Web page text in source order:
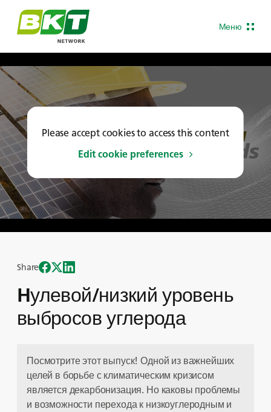
Меню
Please accept cookies to access this content
Edit cookie preferences
Hулевой/низкий уровень
выбросов углерода
Share
Посмотрите этот выпуск! Одной из важнейших
целей в борьбе с климатическим кризисом
является декарбонизация. Но каковы проблемы
и возможности перехода к низкоуглеродным и